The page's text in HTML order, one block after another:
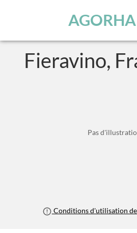
AGORHA
Fieravino,
Pas
Conditions d'utilisation